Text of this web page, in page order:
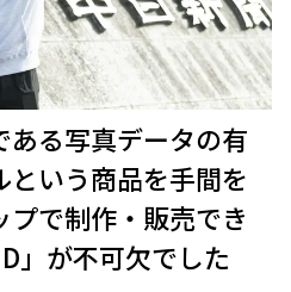
ある写真データの有
いう商品を手間を
で制作・販売でき
」が不可欠でした